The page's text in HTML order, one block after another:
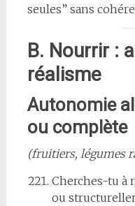
seules” sans
B. Nourrir :
réalisme
Autonomie
ou complète
(fruitiers, légumes
Cherches-tu à
ou